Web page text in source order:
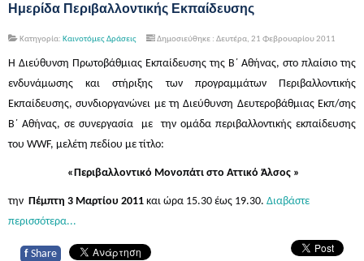
Ημερίδα Περιβαλλοντικής Εκπαίδευσης
Κατηγορία: Καινοτόμες Δράσεις Δημοσιεύθηκε : Δευτέρα, 21 Φεβρουαρίου 2011
Η Διεύθυνση Πρωτοβάθμιας Εκπαίδευσης της Β΄ Αθήνας, στο πλαίσιο της
ενδυνάμωσης και στήριξης των προγραμμάτων Περιβαλλοντικής
Εκπαίδευσης, συνδιοργανώνει με τη Διεύθυνση Δευτεροβάθμιας Εκπ/σης
Β΄ Αθήνας, σε συνεργασία με την ομάδα περιβαλλοντικής εκπαίδευσης
του WWF, μελέτη πεδίου με τίτλο:
«Περιβαλλοντικό Μονοπάτι στο Αττικό Άλσος »
την Πέμπτη 3 Μαρτίου 2011 και ώρα 15.30 έως 19.30. Διαβάστε
περισσότερα...
f Share